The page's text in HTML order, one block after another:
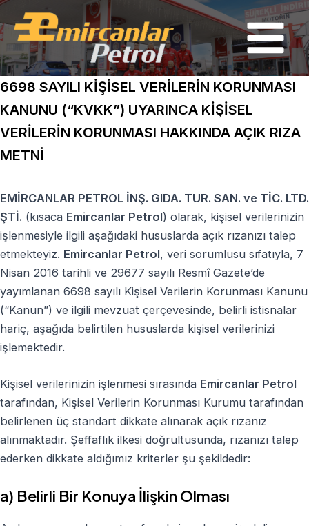
İçeriğe
atla
Main
Menu
6698 SAYILI KİŞİSEL VERİLERİN KORUNMASI
KANUNU (“KVKK”) UYARINCA KİŞİSEL
VERİLERİN KORUNMASI HAKKINDA AÇIK RIZA
METNİ
EMİRCANLAR PETROL İNŞ. GIDA. TUR. SAN. ve TİC. LTD.
ŞTİ. (kısaca Emircanlar Petrol) olarak, kişisel verilerinizin
işlenmesiyle ilgili aşağıdaki hususlarda açık rızanızı talep
etmekteyiz. Emircanlar Petrol, veri sorumlusu sıfatıyla, 7
Nisan 2016 tarihli ve 29677 sayılı Resmî Gazete’de
yayımlanan 6698 sayılı Kişisel Verilerin Korunması Kanunu
(“Kanun”) ve ilgili mevzuat çerçevesinde, belirli istisnalar
hariç, aşağıda belirtilen hususlarda kişisel verilerinizi
işlemektedir.
Kişisel verilerinizin işlenmesi sırasında Emircanlar Petrol
tarafından, Kişisel Verilerin Korunması Kurumu tarafından
belirlenen üç standart dikkate alınarak açık rızanız
alınmaktadır. Şeffaflık ilkesi doğrultusunda, rızanızı talep
ederken dikkate aldığımız kriterler şu şekildedir:
a) Belirli Bir Konuya İlişkin Olması